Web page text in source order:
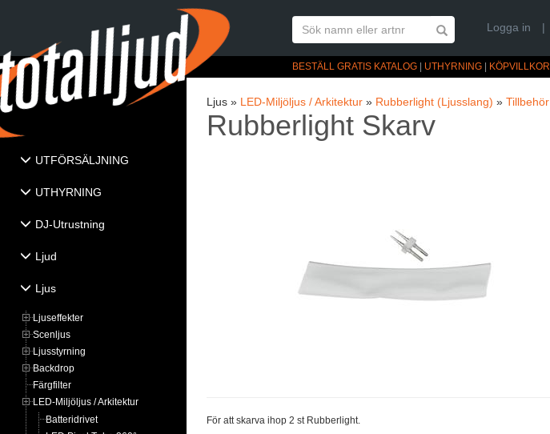
Logga in |
BESTÄLL GRATIS KATALOG UTHYRNING KÖPVILLKOR
UTFÖRSÄLJNING
UTHYRNING
DJ-Utrustning
Ljud
Ljus
Ljuseffekter
Scenljus
Ljusstyrning
Backdrop
Färgfilter
LED-Miljöljus / Arkitektur
Batteridrivet
Ljus » LED-Miljöljus / Arkitektur » Rubberlight (Ljusslang) »Tillbehör
Rubberlight Skarv
För att skarva ihop 2 st Rubberlight.